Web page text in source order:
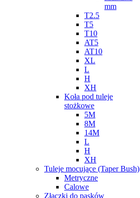
mm
T2.5
T5
T10
AT5
AT10
XL
L
H
XH
Koła pod tuleje
stożkowe
5M
8M
14M
L
H
XH
Tuleje mocujące (Taper Bush)
Metryczne
Calowe
Złączki do pasków